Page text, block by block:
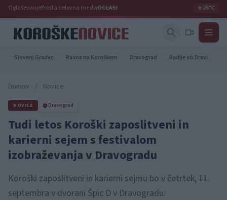
OglaševanjeProsta delovna mestaOGLASI ☀️26°C
Slovenj Gradec Ravne na Koroškem Dravograd Radlje ob Dravi
Domov / Novice
NOVICE Dravograd
Tudi letos Koroški zaposlitveni in
karierni sejem s festivalom
izobraževanja v Dravogradu
Koroški zaposlitveni in karierni sejmu bo v četrtek, 11.
septembra v dvorani Špic D v Dravogradu.